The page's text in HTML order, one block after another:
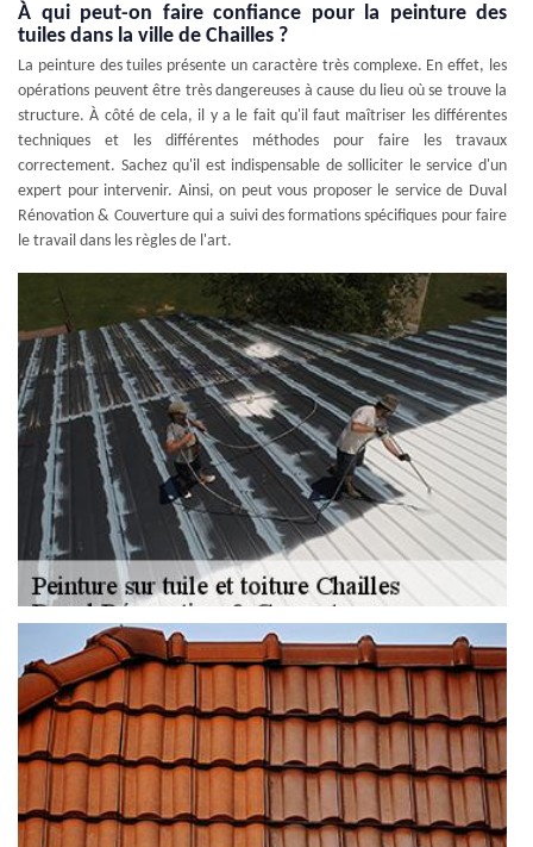
À qui peut-on faire confiance pour la peinture des
tuiles dans la ville de Chailles ?
La peinture des tuiles présente un caractère très complexe. En effet, les
opérations peuvent être très dangereuses à cause du lieu où se trouve la
structure. À côté de cela, il y a le fait qu'il faut maîtriser les différentes
techniques et les différentes méthodes pour faire les travaux
correctement. Sachez qu'il est indispensable de solliciter le service d'un
expert pour intervenir. Ainsi, on peut vous proposer le service de Duval
Rénovation & Couverture qui a suivi des formations spécifiques pour faire
le travail dans les règles de l'art.